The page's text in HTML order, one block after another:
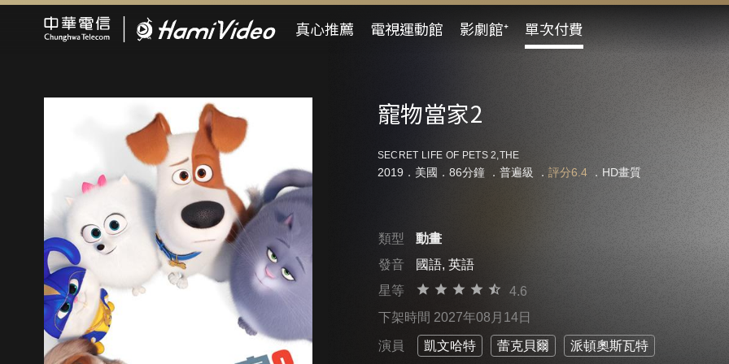
真心推薦 電視運動館 影劇館⁺ 單次付費
寵物當家2
SECRET LIFE OF PETS 2,THE
2019．美國．86分鐘 ． 普遍級 ． 評分6.4．HD畫質
類型
動畫
發音
國語, 英語
星等
4.6
下架時間 2027年08月14日
演員 凱文哈特 蕾克貝爾 派頓奧斯瓦特